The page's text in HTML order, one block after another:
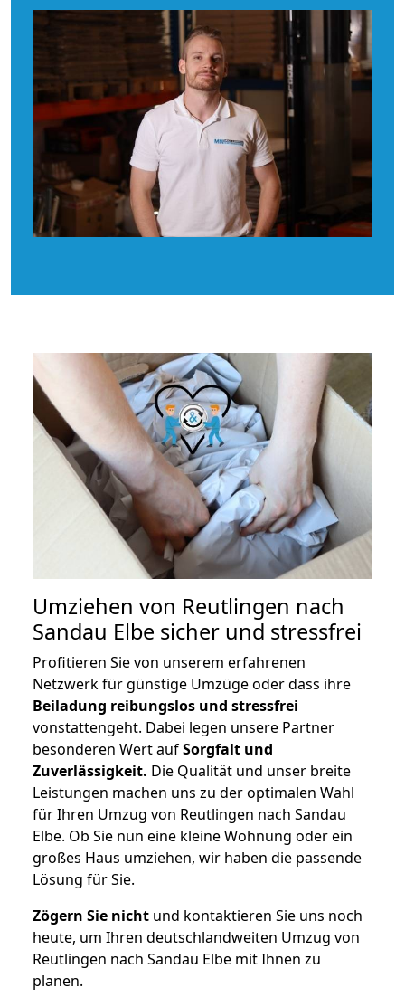
Umziehen von Reutlingen nach
Sandau Elbe sicher und stressfrei
Profitieren Sie von unserem erfahrenen
Netzwerk für günstige Umzüge oder dass ihre
Beiladung reibungslos und stressfrei
vonstattengeht. Dabei legen unsere Partner
besonderen Wert aufSorgfalt und
Zuverlässigkeit. Die Qualität und unser breite
Leistungen machen uns zu der optimalen Wahl
für Ihren Umzug von Reutlingen nach Sandau
Elbe. Ob Sie nun eine kleine Wohnung oder ein
großes Haus umziehen, wir haben die passende
Lösung für Sie.
Zögern Sie nicht und kontaktieren Sie uns noch
heute, um Ihren deutschlandweiten Umzug von
Reutlingen nach Sandau Elbe mit Ihnen zu
planen.